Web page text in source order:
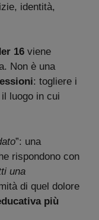
identità,
16 viene
Non è una
: togliere i
luogo in cui
”: una
rispondono con
una
di quel dolore
più